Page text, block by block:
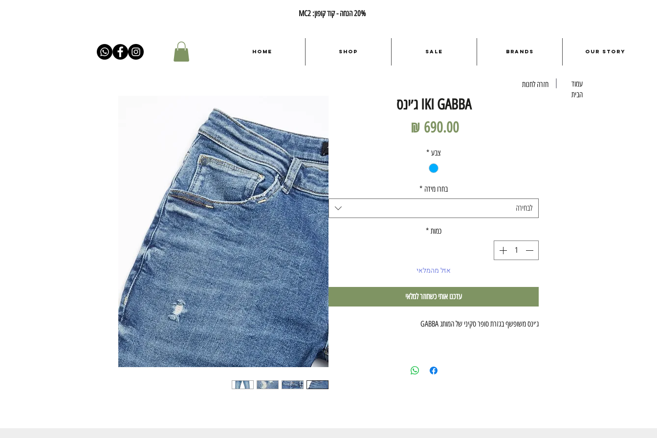
עמוד
הבית
חזרה לחנות
IKI GABBA ג׳ינס
צבע *
בחרו מידה *
לבחירה
כמות *
אזל מהמלאי
עדכנו אותי כשחוזר למלאי
ג׳ינס משופשף בגזרת סופר סקיני של המותג GABBA
20% הנחה - קוד קופון: MC2
Home Shop Sale Brands Our Story